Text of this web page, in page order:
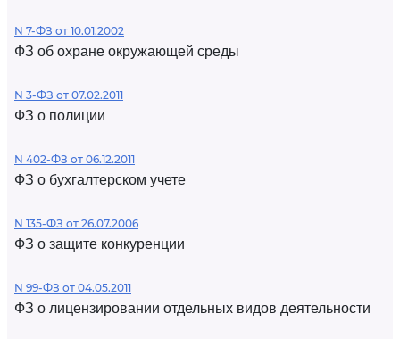
N 7-ФЗ от 10.01.2002
ФЗ об охране окружающей среды
N 3-ФЗ от 07.02.2011
ФЗ о полиции
N 402-ФЗ от 06.12.2011
ФЗ о бухгалтерском учете
N 135-ФЗ от 26.07.2006
ФЗ о защите конкуренции
N 99-ФЗ от 04.05.2011
ФЗ о лицензировании отдельных видов деятельности